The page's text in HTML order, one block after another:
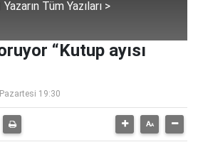
Yazarın Tüm Yazıları >
“Kutup ayısı
19:30